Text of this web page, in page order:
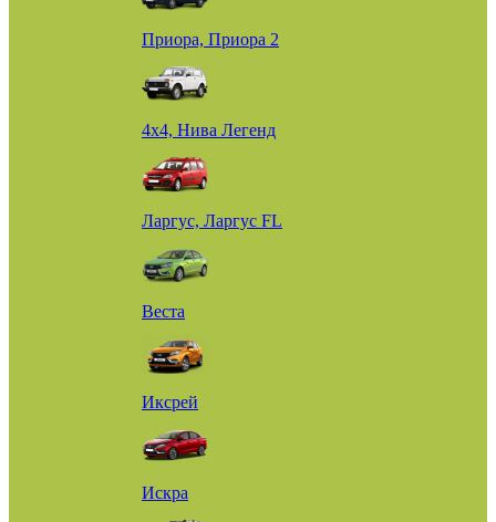
Приора, Приора 2
4х4, Нива Легенд
Ларгус, Ларгус FL
Веста
Иксрей
Искра